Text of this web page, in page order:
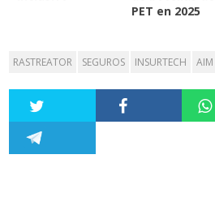
PET en 2025
RASTREATOR SEGUROS INSURTECH AIM